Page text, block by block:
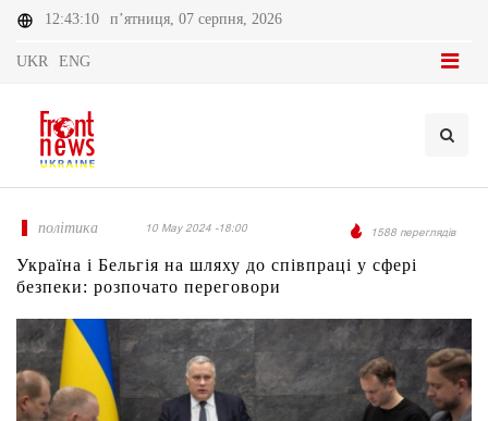
12:43:10 п’ятниця, 07 серпня, 2026
UKR ENG
політика 10 May 2024 -18:00 1588 переглядів
Україна і Бельгія на шляху до співпраці у сфері
безпеки: розпочато переговори